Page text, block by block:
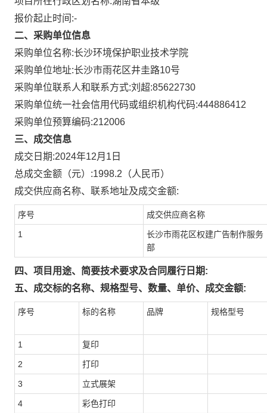
报价起止时间:-
二、采购单位信息
采购单位名称:长沙环境保护职业技术学院
采购单位地址:长沙市雨花区井圭路10号
采购单位联系人和联系方式:刘超:85622730
采购单位统一社会信用代码或组织机构代码:444886412
采购单位预算编码:212006
三、成交信息
成交日期:2024年12月1日
总成交金额（元）:1998.2 （人民币）
成交供应商名称、联系地址及成交金额:
序号 成交供应商名称
1
长沙市雨花区权建广告制作服务
部
四、项目用途、简要技术要求及合同履行日期:
五、成交标的名称、规格型号、数量、单价、成交金额:
序号 标的名称 品牌 规格型号
1 复印
2 打印
3 立式展架
4 彩色打印